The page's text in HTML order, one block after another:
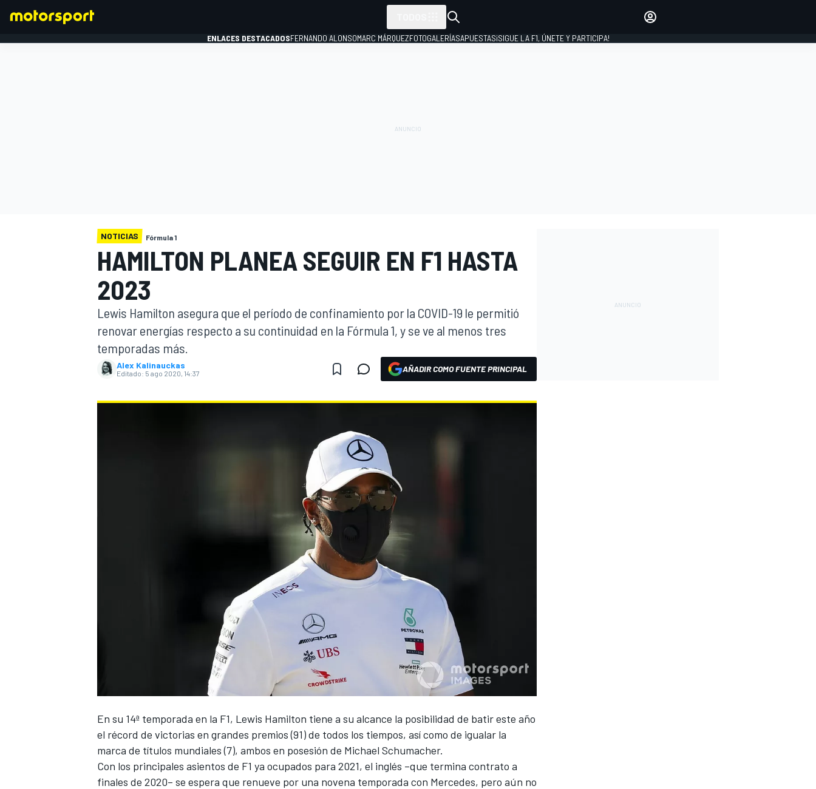
ENLACES DESTACADOSFERNANDO ALONSOMARC MÁRQUEZFOTOGALERÍASAPUESTAS¡SIGUE LA F1, ÚNETE Y PARTICIPA!
NOTICIAS Fórmula 1
HAMILTON PLANEA SEGUIR EN F1 HASTA
2023
Lewis Hamilton asegura que el período de confinamiento por la COVID-19 le permitió
renovar energías respecto a su continuidad en la Fórmula 1, y se ve al menos tres
temporadas más.
Alex Kalinauckas
Editado: 5 ago 2020, 14:37 AÑADIR COMO FUENTE PRINCIPAL
En su 14ª temporada en la F1, Lewis Hamilton tiene a su alcance la posibilidad de batir este año
el récord de victorias en grandes premios (91) de todos los tiempos, así como de igualar la
marca de títulos mundiales (7), ambos en posesión de Michael Schumacher.
Con los principales asientos de F1 ya ocupados para 2021, el inglés –que termina contrato a
finales de 2020– se espera que renueve por una novena temporada con Mercedes, pero aún no